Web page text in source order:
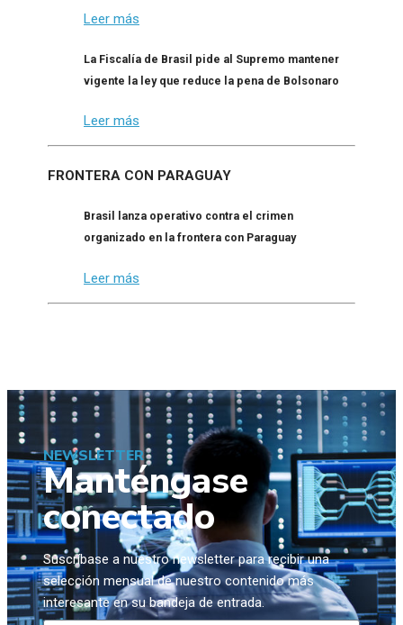
Leer más
La Fiscalía de Brasil pide al Supremo mantener
vigente la ley que reduce la pena de Bolsonaro
Leer más
FRONTERA CON PARAGUAY
Brasil lanza operativo contra el crimen
organizado en la frontera con Paraguay
Leer más
NEWSLETTER
Manténgase
conectado
Suscríbase a nuestro newsletter para recibir una
selección mensual de nuestro contenido más
interesante en su bandeja de entrada.